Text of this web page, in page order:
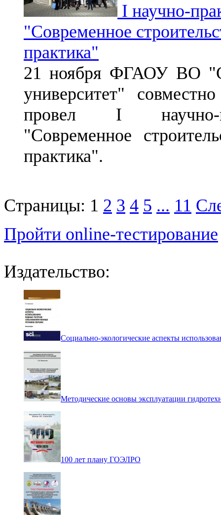
I научно-
"Современное
практика"
21 ноября ФГАОУ ВО
университет"
провел I научно-
"Современное
практика".
Страницы: 1 2 3 4 5 ... 11
Пройти online-тестирование
Издательство:
Социально-экологические аспекты
Методические основы эксплуатации
100 лет плану ГОЭЛРО